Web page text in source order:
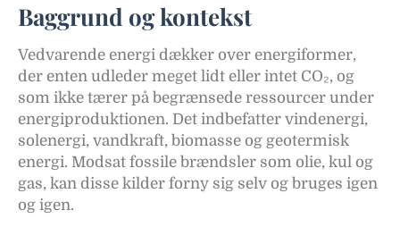
Baggrund og kontekst
Vedvarende energi dækker over energiformer,
der enten udleder meget lidt eller intet CO₂, og
som ikke tærer på begrænsede ressourcer under
energiproduktionen. Det indbefatter vindenergi,
solenergi, vandkraft, biomasse og geotermisk
energi. Modsat fossile brændsler som olie, kul og
gas, kan disse kilder forny sig selv og bruges igen
og igen.